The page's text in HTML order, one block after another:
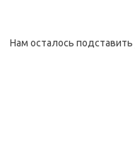
Нам осталось подставить